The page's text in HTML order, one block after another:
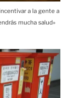
a la gente a
mucha salud»